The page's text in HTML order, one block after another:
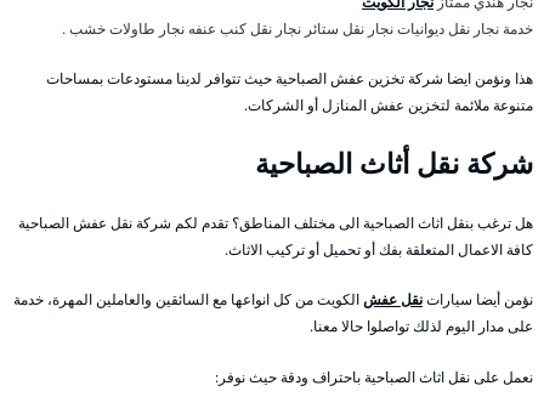
خدمة نجار نقل ديوانيات نجار نقل ستائر نجار نقل كنب عنفه نجار طاولات خشب .
هذا ونؤمن ايضا شركة تخزين عفش الصباحية حيث تتوافر لدينا مستودعات بمساحات
متنوعة ملائمة لتخزين عفش المنازل أو الشركات.
شركة نقل أثاث الصباحية
هل ترغب بنقل اثاث الصباحية الى مختلف المناطق؟ تقدم لكم شركة نقل عفش الصباحية
كافة الاعمال المتعلقة بفك أو تحميل أو تركيب الاثاث.
نؤمن أيضا سياراتنقل عفشالكويت من كل انواعها مع السائقين والعاملين المهرة، خدمة
على مدار اليوم لذلك تواصلوا حالا معنا.
نعمل على نقل اثاث الصباحية باحتراف ودقة حيث نوفر: